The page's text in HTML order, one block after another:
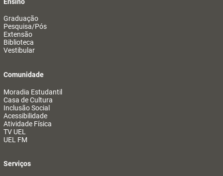
Graduação
Pesquisa/Pós
Extensão
Biblioteca
Vestibular
Comunidade
Moradia Estudantil
Casa de Cultura
Inclusão Social
Acessibilidade
Atividade Física
TV UEL
UEL FM
Serviços